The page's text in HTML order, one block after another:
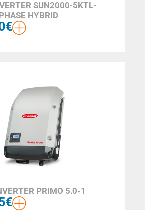
SUN2000-5KTL-
HYBRID
€
PRIMO 5.0-1
€